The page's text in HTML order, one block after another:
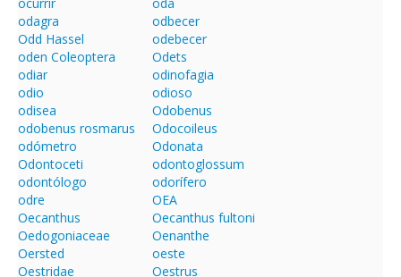
odagra
odbecer
Odd Hassel
odebecer
oden Coleoptera
Odets
odiar
odinofagia
odio
odioso
odisea
Odobenus
odobenus rosmarus
Odocoileus
odómetro
Odonata
Odontoceti
odontoglossum
odontólogo
odorífero
odre
OEA
Oecanthus
Oecanthus fultoni
Oedogoniaceae
Oenanthe
Oersted
oeste
Oestridae
Oestrus